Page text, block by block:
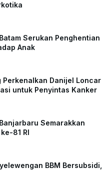
Serukan Penghentian
Anak
Perkenalkan Danijel Loncar
untuk Penyintas Kanker
Semarakkan
81 RI
BBM Bersubsidi,